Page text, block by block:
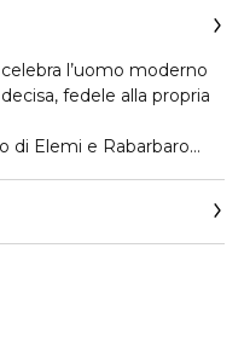
l’uomo moderno
fedele alla propria
di Elemi e Rabarbaro
si lega alle nuances
alla fragranza una